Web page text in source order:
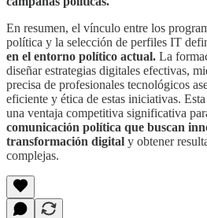
En resumen, el vínculo entre los
política y la selección de perfiles IT
en el entorno político actual. La
diseñar estrategias digitales efectivas,
precisa de profesionales tecnológicos
eficiente y ética de estas iniciativas.
una ventaja competitiva significativa
comunicación política que buscan
transformación digital y obtener
complejas.